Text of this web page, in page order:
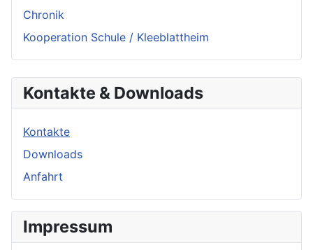
Chronik
Kooperation Schule / Kleeblattheim
Kontakte & Downloads
Kontakte
Downloads
Anfahrt
Impressum